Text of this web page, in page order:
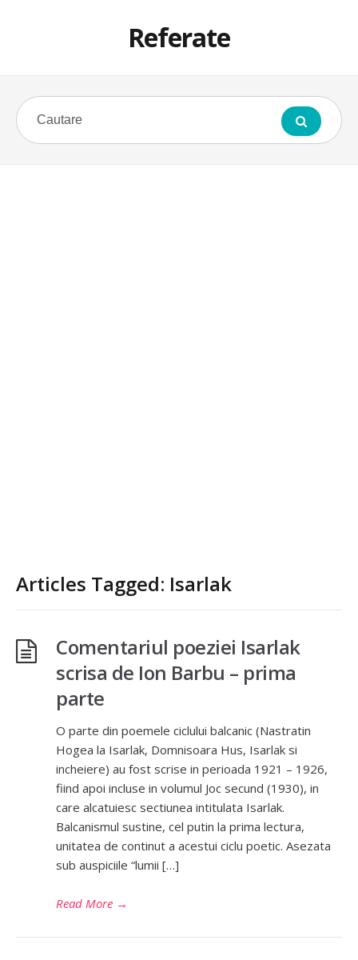
Referate
Articles Tagged: Isarlak
Comentariul poeziei Isarlak
scrisa de Ion Barbu – prima
parte
O parte din poemele ciclului balcanic (Nastratin
Hogea la Isarlak, Domnisoara Hus, Isarlak si
incheiere) au fost scrise in perioada 1921 – 1926,
fiind apoi incluse in volumul Joc secund (1930), in
care alcatuiesc sectiunea intitulata Isarlak.
Balcanismul sustine, cel putin la prima lectura,
unitatea de continut a acestui ciclu poetic. Asezata
sub auspiciile “lumii […]
Read More →